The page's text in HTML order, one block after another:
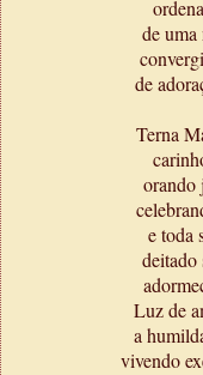
de uma
de
Terna
orando
e toda
deitado
Luz de
a
vivendo